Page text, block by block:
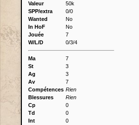
Valeur
50k
SPP/extra
0/0
Wanted
No
In HoF
No
Jouée
7
W/L/D
0/3/4
Ma
7
St
3
Ag
3
Av
7
Compétences Rien
Blessures
Rien
Cp
0
Td
0
Int
0